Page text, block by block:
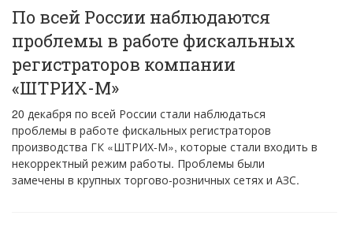
По всей России наблюдаются
проблемы в работе фискальных
регистраторов компании
«ШТРИХ-М»
20 декабря по всей России стали наблюдаться
проблемы в работе фискальных регистраторов
производства ГК «ШТРИХ-М», которые стали входить в
некорректный режим работы. Проблемы были
замечены в крупных торгово-розничных сетях и АЗС.